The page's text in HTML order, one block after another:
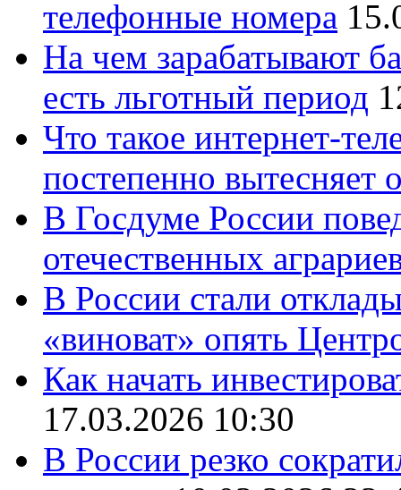
телефонные номера
На чем зарабатывают
есть льготный период
Что такое интернет-
постепенно вытесняет
В Госдуме России
отечественных
В России стали
«виноват» опять
Как начать
17.03.2026 10:30
В России резко